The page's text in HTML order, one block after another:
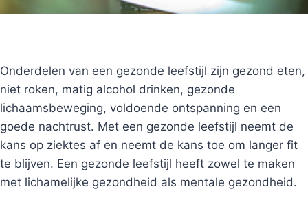
Onderdelen van een gezonde leefstijl zijn gezond eten,
niet roken, matig alcohol drinken, gezonde
lichaamsbeweging, voldoende ontspanning en een
goede nachtrust. Met een gezonde leefstijl neemt de
kans op ziektes af en neemt de kans toe om langer fit
te blijven. Een gezonde leefstijl heeft zowel te maken
met lichamelijke gezondheid als mentale gezondheid.